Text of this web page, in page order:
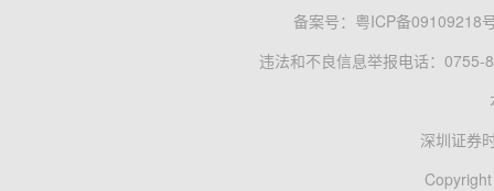
备案号： 粤ICP备09109218
违法和不良信息举报电话：0755-
深圳证券